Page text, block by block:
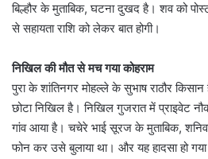
बिल्हौर के मुताबिक, घटना दुखद है। शव को
से सहायता राशि को लेकर बात होगी।
निखिल की मौत से मच गया कोहराम
पुरा के शांतिनगर मोहल्ले के सुभाष राठौर
छोटा निखिल है। निखिल गुजरात में प्राइवेट
गांव आया है। चचेरे भाई सूरज के मुताबिक,
फोन कर उसे बुलाया था। और यह हादसा हो